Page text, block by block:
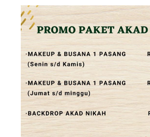
watches
click
fake
watches.
Get
facts